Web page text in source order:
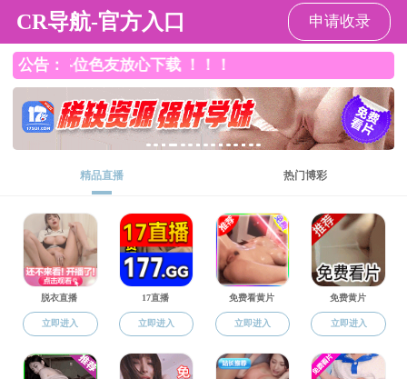
硕博培养>物流专硕> 正文